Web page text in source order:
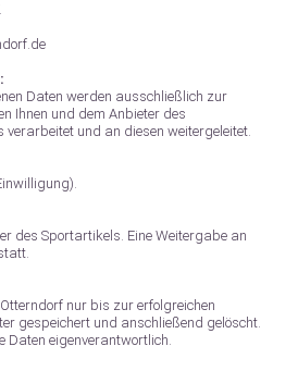
Daten werden ausschließlich zur
Ihnen und dem Anbieter des
und an diesen weitergeleitet.
des Sportartikels. Eine Weitergabe an
nur bis zur erfolgreichen
gespeichert und anschließend gelöscht.
Daten eigenverantwortlich.